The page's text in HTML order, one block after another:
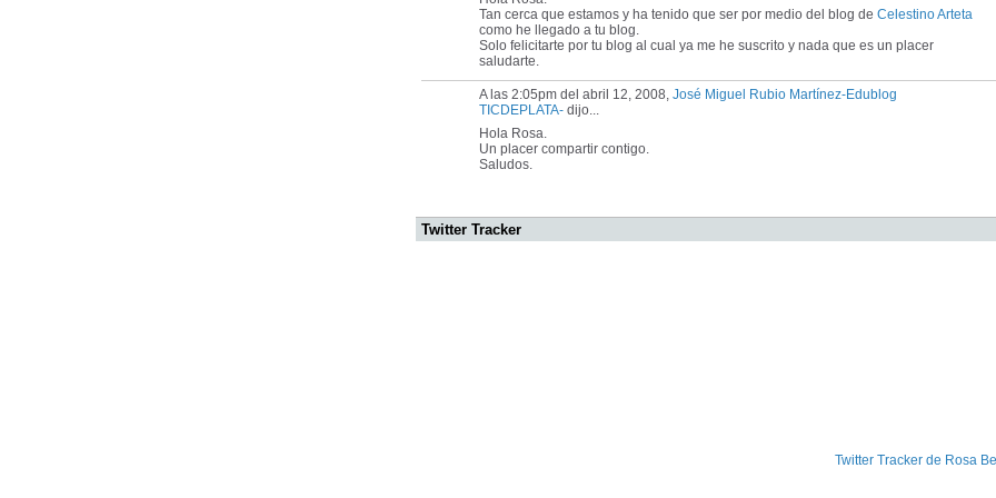
Tan cerca que estamos y ha tenido que ser por medio del blog de Celestino Arteta
como he llegado a tu blog.
Solo felicitarte por tu blog al cual ya me he suscrito y nada que es un placer
saludarte.
A las 2:05pm del abril 12, 2008, José Miguel Rubio Martínez-Edublog
TICDEPLATA- dijo...
Hola Rosa.
Un placer compartir contigo.
Saludos.
Twitter Tracker
Twitter Tracker de Rosa